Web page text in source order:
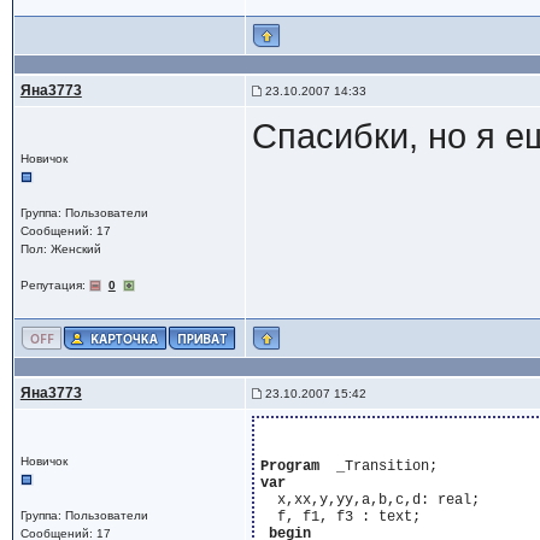
Яна3773 23.10.2007 14:33
Новичок
Группа: Пользователи
Сообщений: 17
Пол: Женский
Репутация: 0
Спасибки, но я
Яна3773 23.10.2007 15:42
Новичок
Группа: Пользователи
Сообщений: 17
Program
var
  x,xx,y,yy,a,b,c,d: real;
  f, f1, f3 : text;
begin